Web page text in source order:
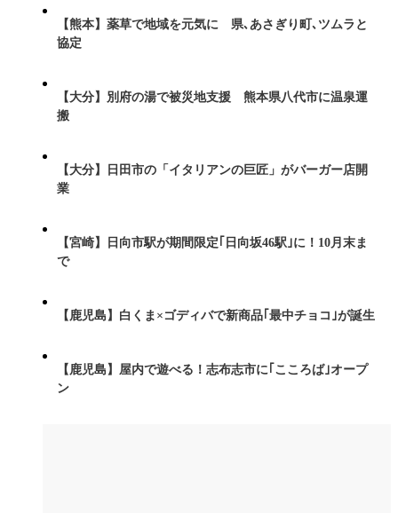
【熊本】薬草で地域を元気に 県､あさぎり町､ツムラと
協定
【大分】別府の湯で被災地支援 熊本県八代市に温泉運
搬
【大分】日田市の「イタリアンの巨匠」がバーガー店開
業
【宮崎】日向市駅が期間限定｢日向坂46駅｣に！10月末ま
で
【鹿児島】白くま×ゴディバで新商品｢最中チョコ｣が誕生
【鹿児島】屋内で遊べる！志布志市に｢こころば｣オープ
ン